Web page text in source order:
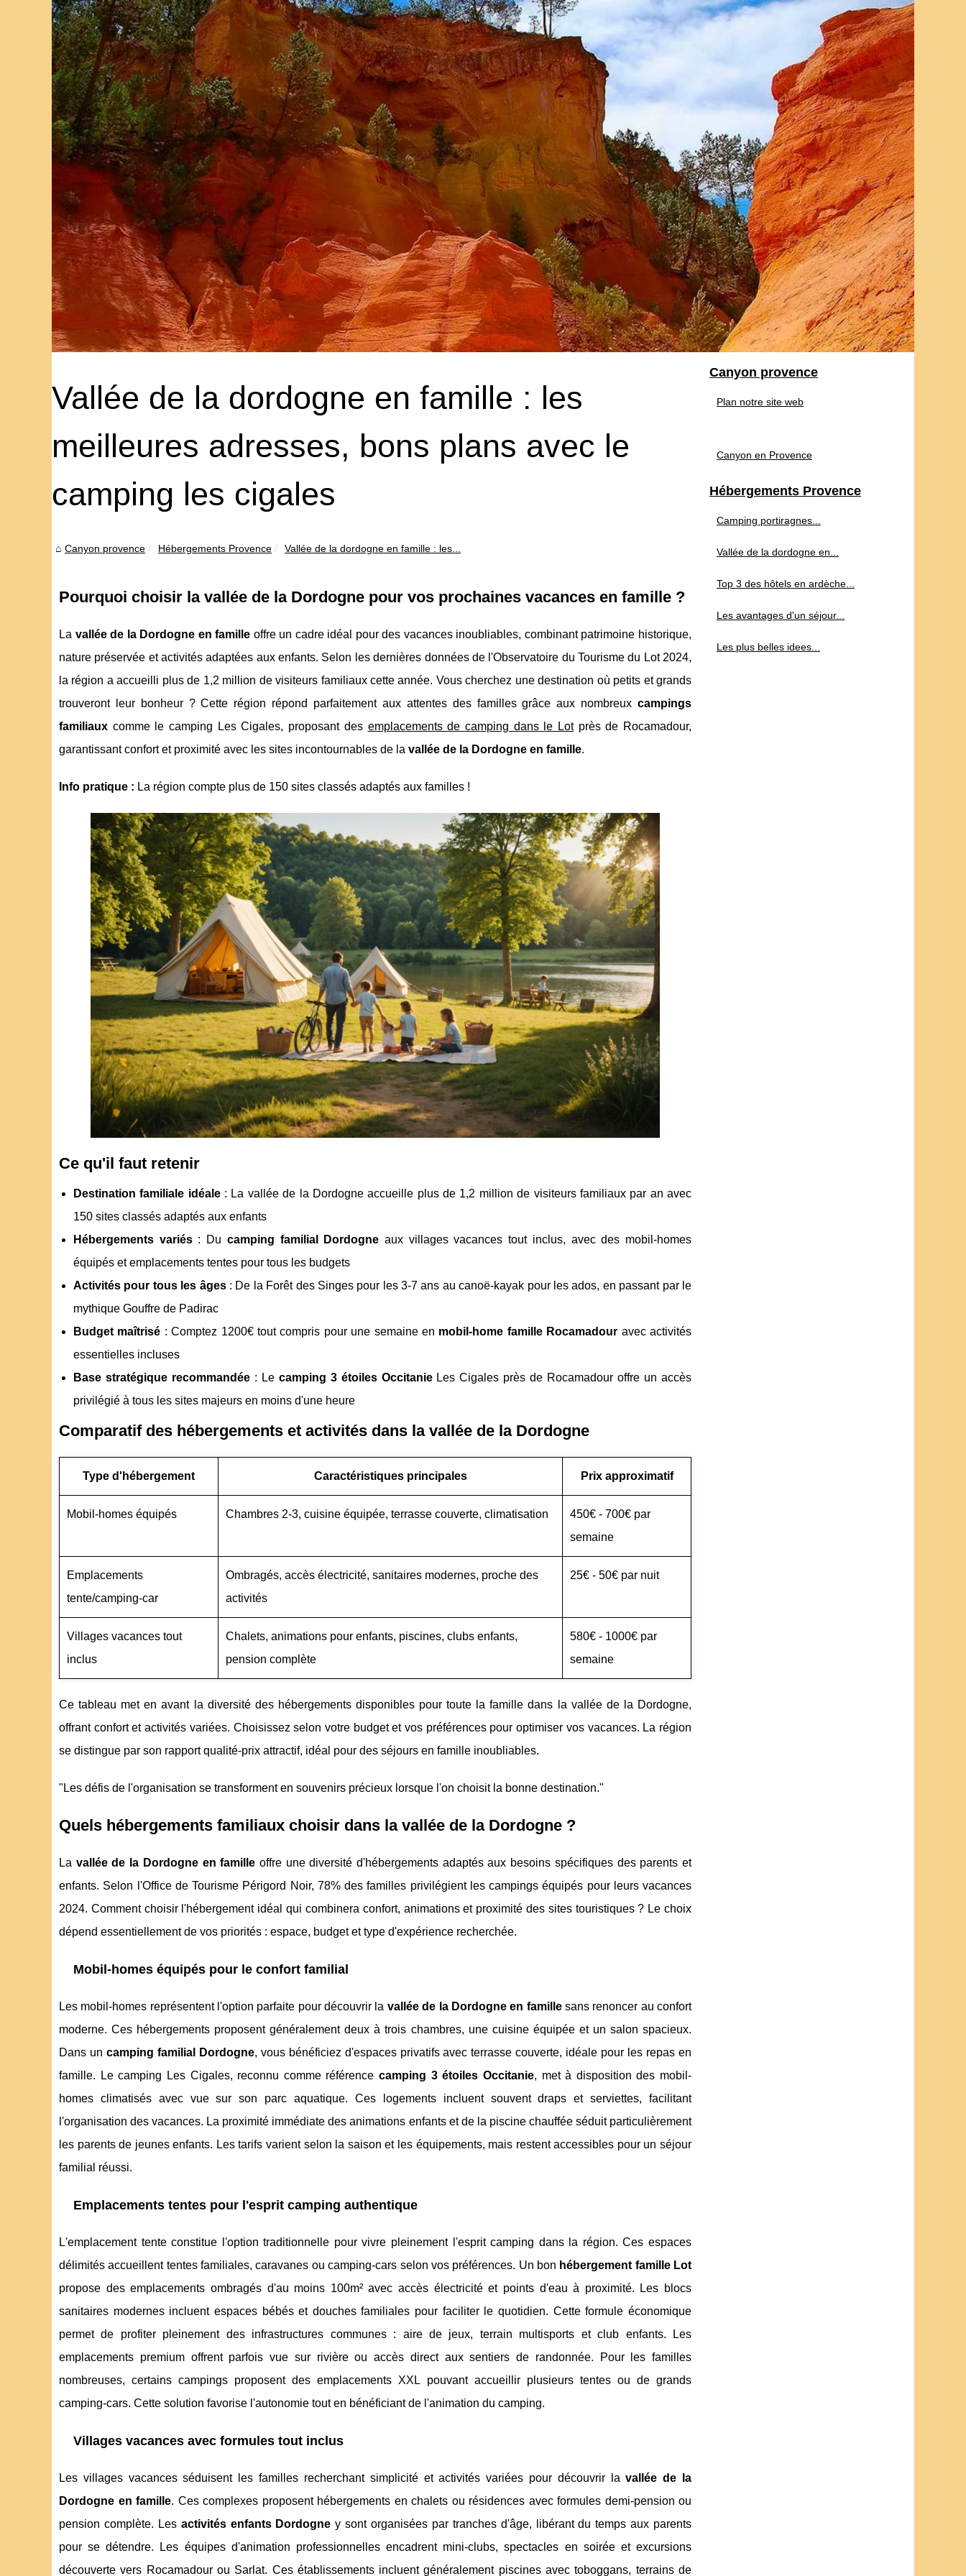
Vallée de la dordogne en famille : les
meilleures adresses, bons plans avec le
camping les cigales
Canyon provence Hébergements Provence Vallée de la dordogne en famille : les...
Pourquoi choisir la vallée de la Dordogne pour vos prochaines vacances en famille ?
La vallée de la Dordogne en famille offre un cadre idéal pour des vacances inoubliables, combinant patrimoine historique,
nature préservée et activités adaptées aux enfants. Selon les dernières données de l'Observatoire du Tourisme du Lot 2024,
la région a accueilli plus de 1,2 million de visiteurs familiaux cette année. Vous cherchez une destination où petits et grands
trouveront leur bonheur ? Cette région répond parfaitement aux attentes des familles grâce aux nombreux campings
familiaux comme le camping Les Cigales, proposant des emplacements de camping dans le Lotprès de Rocamadour,
garantissant confort et proximité avec les sites incontournables de la vallée de la Dordogne en famille.
Info pratique : La région compte plus de 150 sites classés adaptés aux familles !
Ce qu'il faut retenir
Destination familiale idéale: La vallée de la Dordogne accueille plus de 1,2 million de visiteurs familiaux par an avec
150 sites classés adaptés aux enfants
Hébergements variés: Du camping familial Dordogne aux villages vacances tout inclus, avec des mobil-homes
équipés et emplacements tentes pour tous les budgets
Activités pour tous les âges: De la Forêt des Singes pour les 3-7 ans au canoë-kayak pour les ados, en passant par le
mythique Gouffre de Padirac
Budget maîtrisé : Comptez 1200€ tout compris pour une semaine en mobil-home famille Rocamadour avec activités
essentielles incluses
Base stratégique recommandée: Le camping 3 étoiles OccitanieLes Cigales près de Rocamadour offre un accès
privilégié à tous les sites majeurs en moins d'une heure
Comparatif des hébergements et activités dans la vallée de la Dordogne
Type d'hébergement Caractéristiques principales Prix approximatif
Mobil-homes équipés Chambres 2-3, cuisine équipée, terrasse couverte, climatisation
450€ - 700€ par
semaine
Emplacements
tente/camping-car
Ombragés, accès électricité, sanitaires modernes, proche des
activités
25€ - 50€ par nuit
Villages vacances tout
inclus
Chalets, animations pour enfants, piscines, clubs enfants,
pension complète
580€ - 1000€ par
semaine
Ce tableau met en avant la diversité des hébergements disponibles pour toute la famille dans la vallée de la Dordogne,
offrant confort et activités variées. Choisissez selon votre budget et vos préférences pour optimiser vos vacances. La région
se distingue par son rapport qualité-prix attractif, idéal pour des séjours en famille inoubliables.
"Les défis de l'organisation se transforment en souvenirs précieux lorsque l'on choisit la bonne destination."
Quels hébergements familiaux choisir dans la vallée de la Dordogne ?
La vallée de la Dordogne en famille offre une diversité d'hébergements adaptés aux besoins spécifiques des parents et
enfants. Selon l'Office de Tourisme Périgord Noir, 78% des familles privilégient les campings équipés pour leurs vacances
2024. Comment choisir l'hébergement idéal qui combinera confort, animations et proximité des sites touristiques ? Le choix
dépend essentiellement de vos priorités : espace, budget et type d'expérience recherchée.
Mobil-homes équipés pour le confort familial
Les mobil-homes représentent l'option parfaite pour découvrir la vallée de la Dordogne en famillesans renoncer au confort
moderne. Ces hébergements proposent généralement deux à trois chambres, une cuisine équipée et un salon spacieux.
Dans un camping familial Dordogne, vous bénéficiez d'espaces privatifs avec terrasse couverte, idéale pour les repas en
famille. Le camping Les Cigales, reconnu comme référence camping 3 étoiles Occitanie, met à disposition des mobil-
homes climatisés avec vue sur son parc aquatique. Ces logements incluent souvent draps et serviettes, facilitant
l'organisation des vacances. La proximité immédiate des animations enfants et de la piscine chauffée séduit particulièrement
les parents de jeunes enfants. Les tarifs varient selon la saison et les équipements, mais restent accessibles pour un séjour
familial réussi.
Emplacements tentes pour l'esprit camping authentique
L'emplacement tente constitue l'option traditionnelle pour vivre pleinement l'esprit camping dans la région. Ces espaces
délimités accueillent tentes familiales, caravanes ou camping-cars selon vos préférences. Un bon hébergement famille Lot
propose des emplacements ombragés d'au moins 100m² avec accès électricité et points d'eau à proximité. Les blocs
sanitaires modernes incluent espaces bébés et douches familiales pour faciliter le quotidien. Cette formule économique
permet de profiter pleinement des infrastructures communes : aire de jeux, terrain multisports et club enfants. Les
emplacements premium offrent parfois vue sur rivière ou accès direct aux sentiers de randonnée. Pour les familles
nombreuses, certains campings proposent des emplacements XXL pouvant accueillir plusieurs tentes ou de grands
camping-cars. Cette solution favorise l'autonomie tout en bénéficiant de l'animation du camping.
Villages vacances avec formules tout inclus
Les villages vacances séduisent les familles recherchant simplicité et activités variées pour découvrir lavallée de la
Dordogne en famille. Ces complexes proposent hébergements en chalets ou résidences avec formules demi-pension ou
pension complète. Les activités enfants Dordogne y sont organisées par tranches d'âge, libérant du temps aux parents
pour se détendre. Les équipes d'animation professionnelles encadrent mini-clubs, spectacles en soirée et excursions
découverte vers Rocamadour ou Sarlat. Ces établissements incluent généralement piscines avec toboggans, terrains de
Canyon provence
Plan notre site web
Canyon en Provence
Hébergements Provence
Camping portiragnes...
Vallée de la dordogne en...
Top 3 des hôtels en ardèche...
Les avantages d'un séjour...
Les plus belles idees...